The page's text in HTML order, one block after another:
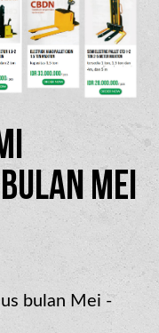
Mei
bulan Mei -